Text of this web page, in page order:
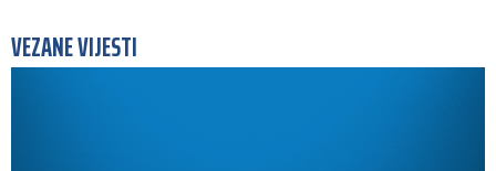
VEZANE VIJESTI